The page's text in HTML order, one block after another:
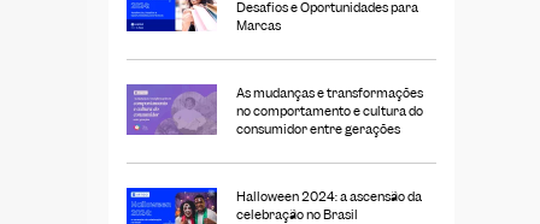
Desafios e Oportunidades para
Marcas
As mudanças e transformações
no comportamento e cultura do
consumidor entre gerações
Halloween 2024: a ascensão da
celebração no Brasil